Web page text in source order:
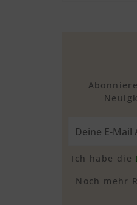
Ich habe die
Noch mehr